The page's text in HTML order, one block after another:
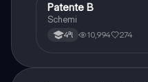
Altro
Patente B
Schemi
4ªl 10,994 274